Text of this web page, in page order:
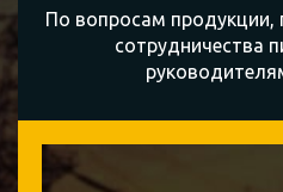
По вопросам продукции,
сотрудничества